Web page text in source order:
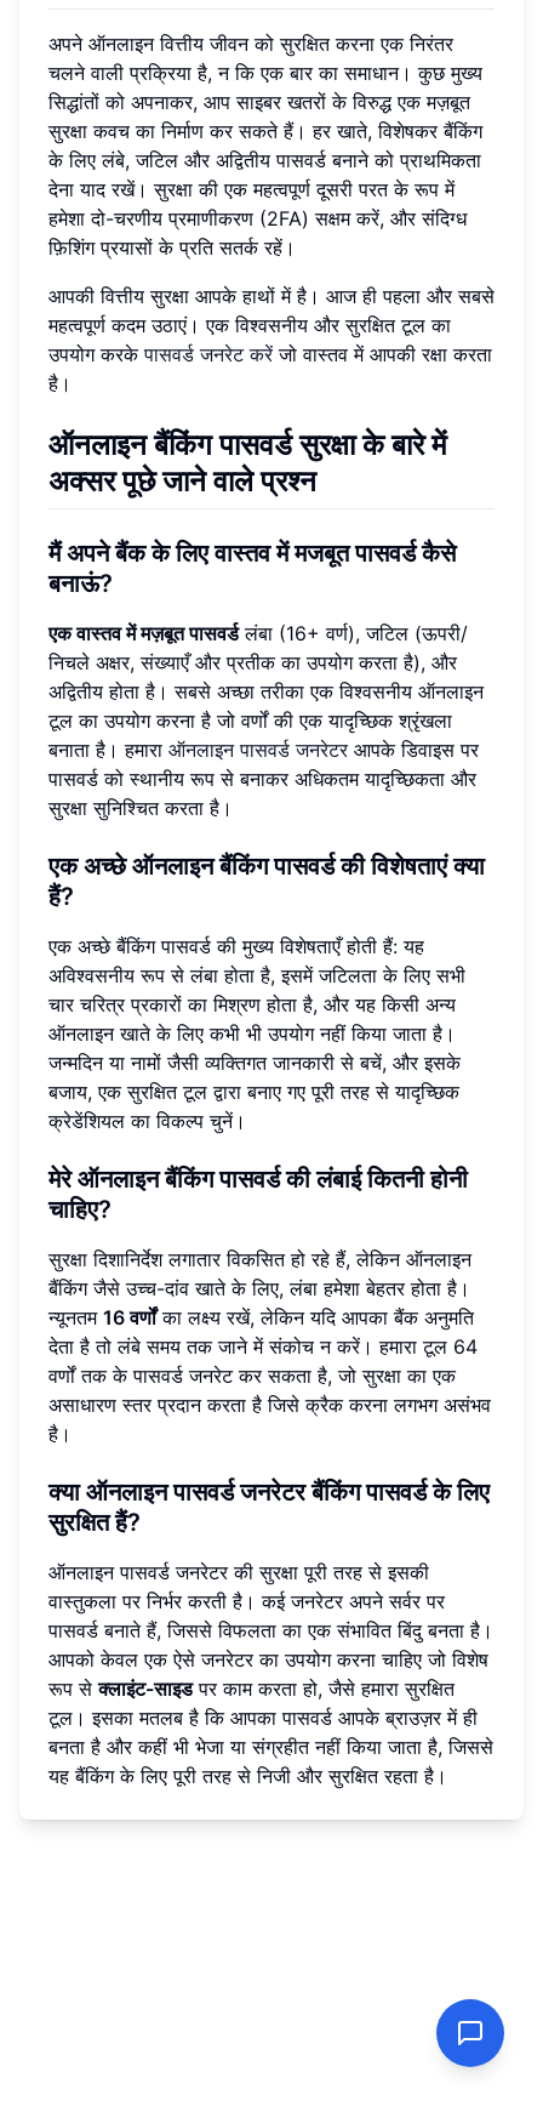
अपने ऑनलाइन वित्तीय जीवन को सुरक्षित करना एक निरंतर
चलने वाली प्रक्रिया है, न कि एक बार का समाधान। कुछ मुख्य
सिद्धांतों को अपनाकर, आप साइबर खतरों के विरुद्ध एक मज़बूत
सुरक्षा कवच का निर्माण कर सकते हैं। हर खाते, विशेषकर बैंकिंग
के लिए लंबे, जटिल और अद्वितीय पासवर्ड बनाने को प्राथमिकता
देना याद रखें। सुरक्षा की एक महत्वपूर्ण दूसरी परत के रूप में
हमेशा दो-चरणीय प्रमाणीकरण (2FA) सक्षम करें, और संदिग्ध
फ़िशिंग प्रयासों के प्रति सतर्क रहें।
आपकी वित्तीय सुरक्षा आपके हाथों में है। आज ही पहला और सबसे
महत्वपूर्ण कदम उठाएं। एक विश्वसनीय और सुरक्षित टूल का
उपयोग करकेपासवर्ड जनरेट करेंजो वास्तव में आपकी रक्षा करता
है।
ऑनलाइन बैंकिंग पासवर्ड सुरक्षा के बारे में
अक्सर पूछे जाने वाले प्रश्न
मैं अपने बैंक के लिए वास्तव में मजबूत पासवर्ड कैसे
बनाऊं?
एक वास्तव में मज़बूत पासवर्डलंबा (16+ वर्ण), जटिल (ऊपरी/
निचले अक्षर, संख्याएँ और प्रतीक का उपयोग करता है), और
अद्वितीय होता है। सबसे अच्छा तरीका एक विश्वसनीय ऑनलाइन
टूल का उपयोग करना है जो वर्णों की एक यादृच्छिक श्रृंखला
बनाता है। हमारा ऑनलाइन पासवर्ड जनरेटरआपके डिवाइस पर
पासवर्ड को स्थानीय रूप से बनाकर अधिकतम यादृच्छिकता और
सुरक्षा सुनिश्चित करता है।
एक अच्छे ऑनलाइन बैंकिंग पासवर्ड की विशेषताएं क्या
हैं?
एक अच्छे बैंकिंग पासवर्ड की मुख्य विशेषताएँ होती हैं: यह
अविश्वसनीय रूप से लंबा होता है, इसमें जटिलता के लिए सभी
चार चरित्र प्रकारों का मिश्रण होता है, और यह किसी अन्य
ऑनलाइन खाते के लिए कभी भी उपयोग नहीं किया जाता है।
जन्मदिन या नामों जैसी व्यक्तिगत जानकारी से बचें, और इसके
बजाय, एक सुरक्षित टूल द्वारा बनाए गए पूरी तरह से यादृच्छिक
क्रेडेंशियल का विकल्प चुनें।
मेरे ऑनलाइन बैंकिंग पासवर्ड की लंबाई कितनी होनी
चाहिए?
सुरक्षा दिशानिर्देश लगातार विकसित हो रहे हैं, लेकिन ऑनलाइन
बैंकिंग जैसे उच्च-दांव खाते के लिए, लंबा हमेशा बेहतर होता है।
न्यूनतम 16 वर्णोंका लक्ष्य रखें, लेकिन यदि आपका बैंक अनुमति
देता है तो लंबे समय तक जाने में संकोच न करें। हमारा टूल 64
वर्णों तक के पासवर्ड जनरेट कर सकता है, जो सुरक्षा का एक
असाधारण स्तर प्रदान करता है जिसे क्रैक करना लगभग असंभव
है।
क्या ऑनलाइन पासवर्ड जनरेटर बैंकिंग पासवर्ड के लिए
सुरक्षित हैं?
ऑनलाइन पासवर्ड जनरेटर की सुरक्षा पूरी तरह से इसकी
वास्तुकला पर निर्भर करती है। कई जनरेटर अपने सर्वर पर
पासवर्ड बनाते हैं, जिससे विफलता का एक संभावित बिंदु बनता है।
आपको केवल एक ऐसे जनरेटर का उपयोग करना चाहिए जो विशेष
रूप सेक्लाइंट-साइडपर काम करता हो, जैसे हमारा सुरक्षित
टूल। इसका मतलब है कि आपका पासवर्ड आपके ब्राउज़र में ही
बनता है और कहीं भी भेजा या संग्रहीत नहीं किया जाता है, जिससे
यह बैंकिंग के लिए पूरी तरह से निजी और सुरक्षित रहता है।